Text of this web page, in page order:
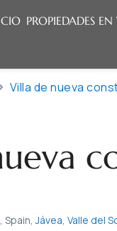
PROPIEDADES
Villa de nueva
Spain,Jávea, Valle del